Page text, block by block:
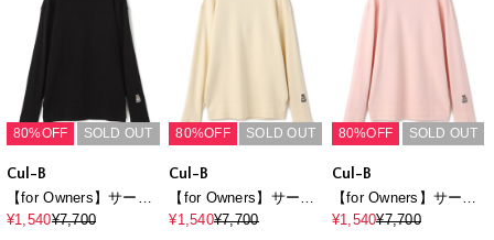
80%OFF SOLD OUT
Cul-B
【for Owners】サーマ
ルニットPO cul-b/キュ
¥1,540¥7,700
80%OFF SOLD OUT
Cul-B
【for Owners】サーマ
ルニットPO cul-b/キュ
¥1,540¥7,700
80%OFF SOLD OUT
Cul-B
【for Owners】サーマ
ルニットPO cul-b/キュ
¥1,540¥7,700